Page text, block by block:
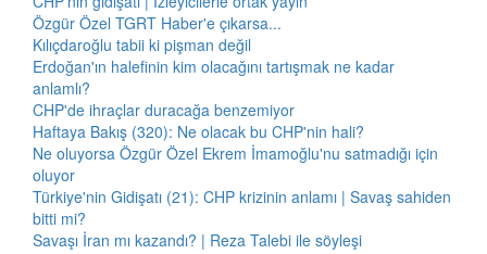
Özgür Özel TGRT Haber'e çıkarsa...
Kılıçdaroğlu tabii ki pişman değil
Erdoğan'ın halefinin kim olacağını tartışmak ne kadar
anlamlı?
CHP'de ihraçlar duracağa benzemiyor
Haftaya Bakış (320): Ne olacak bu CHP'nin hali?
Ne oluyorsa Özgür Özel Ekrem İmamoğlu'nu satmadığı için
oluyor
Türkiye'nin Gidişatı (21): CHP krizinin anlamı | Savaş sahiden
bitti mi?
Savaşı İran mı kazandı? | Reza Talebi ile söyleşi